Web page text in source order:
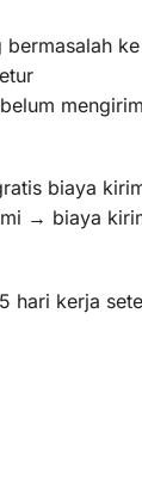
ke
biaya
→ biaya
hari kerja